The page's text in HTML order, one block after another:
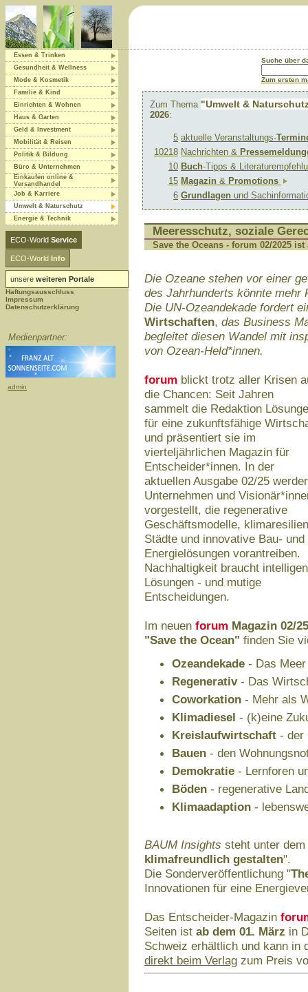
Essen & Trinken
Gesundheit & Wellness
Mode & Kosmetik
Familie & Kind
Einrichten & Wohnen
Haus & Garten
Geld & Investment
Mobilität & Reisen
Politik & Bildung
Büro & Unternehmen
Einkaufen online &
Versandhandel
Job & Karriere
Umwelt & Naturschutz
Energie & Technik
ECO-World Service
ECO-World Info
unsere weiteren Portale
Haftungsausschluss
Impressum
Datenschutzerklärung
Medienpartner:
admin
Suche über
Zum ersten
Zum Thema "Umwelt &
2026:
5 aktuelle Veranstaltungs-
10218 Nachrichten &
10 Buch-Tipps &
15 Magazin & Promotions
6 Grundlagen und
Meeresschutz, soziale
Save the Oceans - forum 02/2025
Die Ozeane stehen vor einer
des Jahrhunderts könnte
Die UN-Ozeandekade fordert
Wirtschaften, das Business
begleitet diesen Wandel mit
von Ozean-Held*innen.
forum blickt trotz aller Krisen
die Chancen: Seit Jahren
sammelt die Redaktion
für eine zukunftsfähige
und präsentiert sie im
vierteljährlichen Magazin für
Entscheider*innen. In der
aktuellen Ausgabe 02/25
Unternehmen und
vorgestellt, die regenerative
Geschäftsmodelle,
Städte und innovative Bau- und
Energielösungen vorantreiben.
Nachhaltigkeit braucht
Lösungen - und mutige
Entscheidungen.
Im neuen forum Magazin 02/25
"Save the Ocean" finden Sie
Ozeandekade - Das
Regenerativ- Das
Coworkation - Mehr als
Klimadiesel - (k)eine
Kreislaufwirtschaft - der
Bauen - den
Demokratie - Lernforen
Böden - regenerative
Klimaadaption -
BAUM Insights steht unter
klimafreundlich gestalten".
Die Sonderveröffentlichung "
Innovationen für eine
Das Entscheider-Magazin
Seiten ist ab dem 01. März in
Schweiz erhältlich und kann in
direkt beim Verlag zum Preis